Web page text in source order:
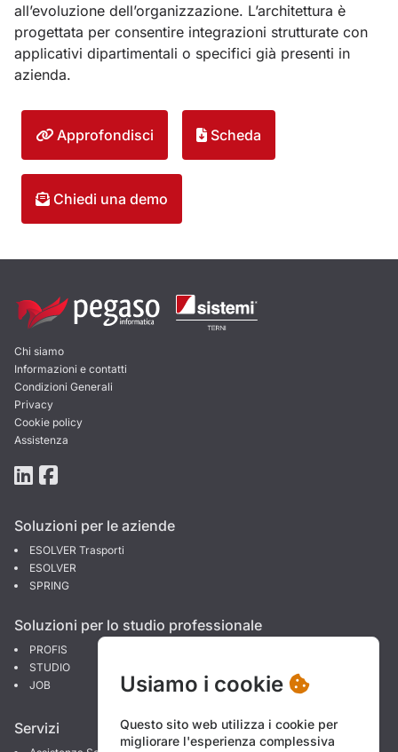
all’evoluzione dell’organizzazione. L’architettura è
progettata per consentire integrazioni strutturate con
applicativi dipartimentali o specifici già presenti in
azienda.
Approfondisci Scheda
Chiedi una demo
Usiamo i cookie
Questo sito web utilizza i cookie per
migliorare l'esperienza complessiva
Chi siamo
Informazioni e contatti
Condizioni Generali
Privacy
Cookie policy
Assistenza
Soluzioni per le aziende
ESOLVER Trasporti
ESOLVER
SPRING
Soluzioni per lo studio professionale
PROFIS
STUDIO
JOB
Servizi